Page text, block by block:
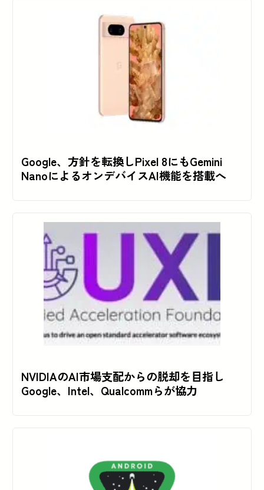
Google、方針を転換しPixel 8にもGemini
NanoによるオンデバイスAI機能を搭載へ
NVIDIAのAI市場支配からの脱却を目指し
Google、Intel、Qualcommらが協力